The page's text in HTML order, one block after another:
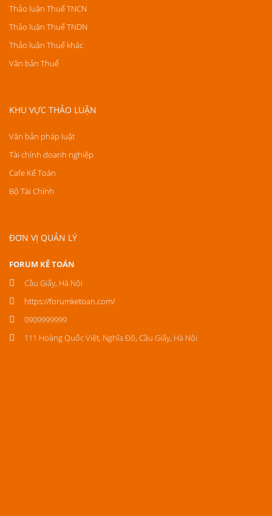
Thảo luận Thuế TNCN
Thảo luận Thuế TNDN
Thảo luận Thuế khác
Văn bản Thuế
KHU VỰC THẢO LUẬN
Văn bản pháp luật
Tài chính doanh nghiệp
Cafe Kế Toán
Bộ Tài Chính
ĐƠN VỊ QUẢN LÝ
FORUM KẾ TOÁN
Cầu Giấy, Hà Nội
https://forumketoan.com/
0909999999
111 Hoàng Quốc Việt, Nghĩa Đô, Cầu Giấy, Hà Nội